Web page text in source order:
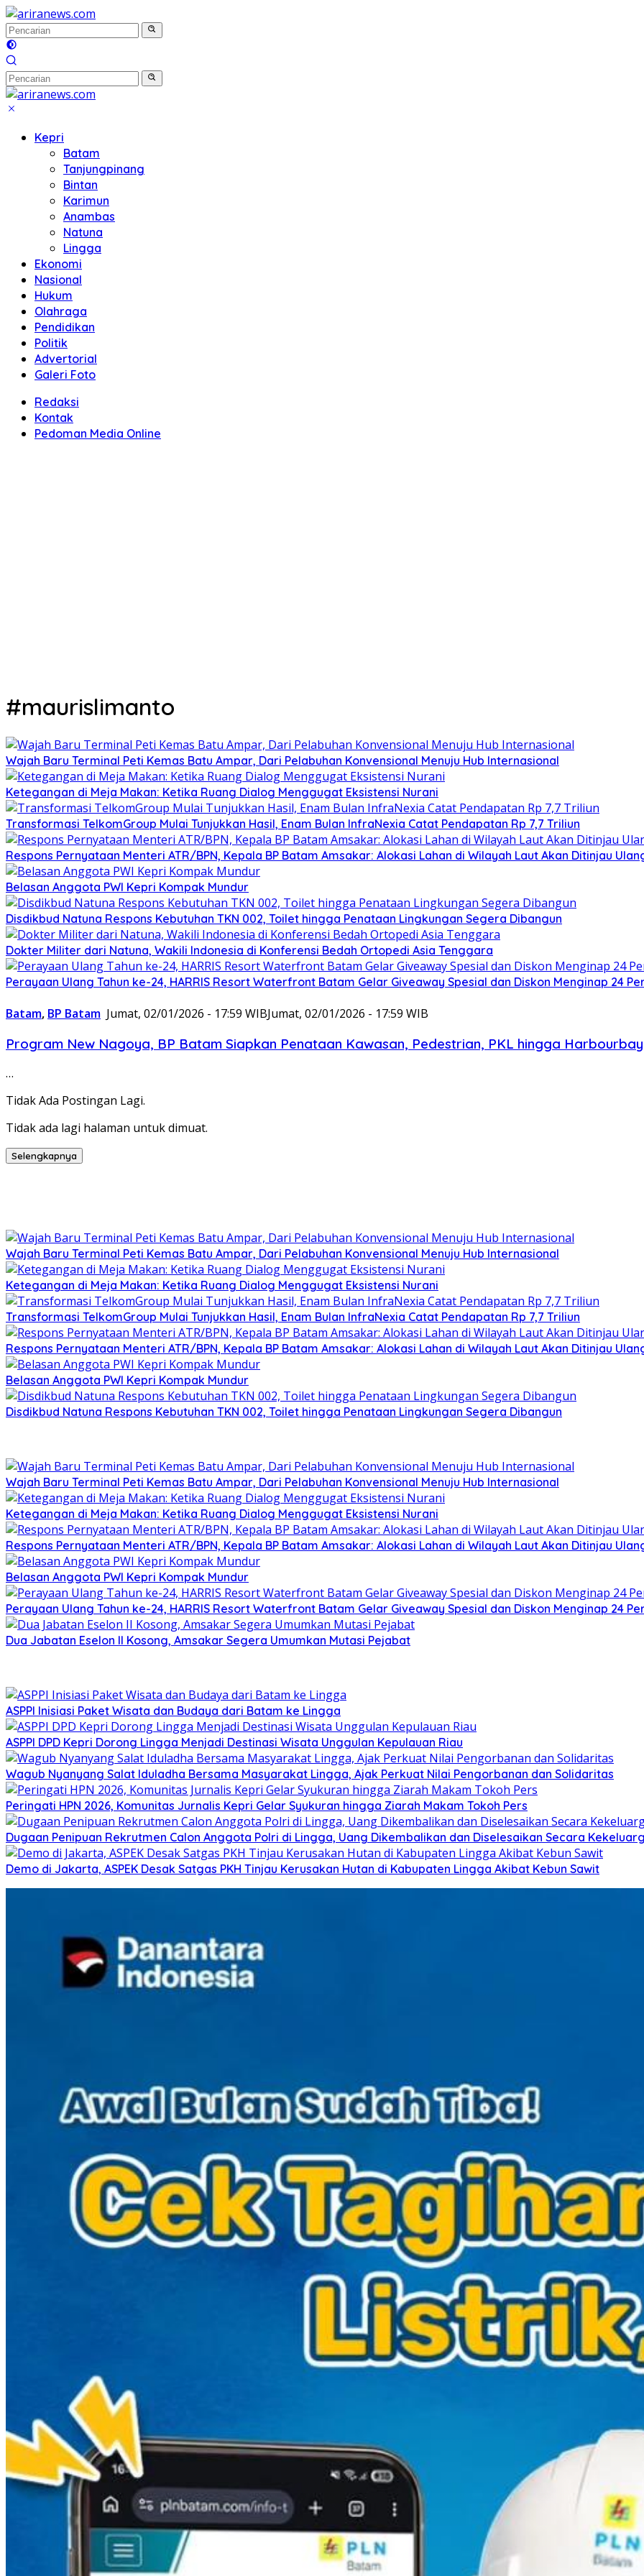
Langsung
ke
konten
Kepri
Batam
Tanjungpinang
Bintan
Karimun
Anambas
Natuna
Lingga
Ekonomi
Nasional
Hukum
Olahraga
Pendidikan
Politik
Advertorial
Galeri Foto
Redaksi
Kontak
Pedoman Media Online
#maurislimanto
Wajah Baru Terminal Peti Kemas Batu Ampar, Dari Pelabuhan Konvensional Menuju Hub Internasional
Ketegangan di Meja Makan: Ketika Ruang Dialog Menggugat Eksistensi Nurani
Transformasi TelkomGroup Mulai Tunjukkan Hasil, Enam Bulan InfraNexia Catat Pendapatan Rp 7,7 Triliun
Respons Pernyataan Menteri ATR/BPN, Kepala BP Batam Amsakar: Alokasi Lahan di Wilayah Laut Akan Ditinjau
Belasan Anggota PWI Kepri Kompak Mundur
Disdikbud Natuna Respons Kebutuhan TKN 002, Toilet hingga Penataan Lingkungan Segera Dibangun
Dokter Militer dari Natuna, Wakili Indonesia di Konferensi Bedah Ortopedi Asia Tenggara
Perayaan Ulang Tahun ke-24, HARRIS Resort Waterfront Batam Gelar Giveaway Spesial dan Diskon Menginap 24
Batam, BP Batam Jumat, 02/01/2026 - 17:59 WIBJumat, 02/01/2026 - 17:59 WIB
Program New Nagoya, BP Batam Siapkan Penataan Kawasan, Pedestrian, PKL hingga Harbourbay
…
Tidak Ada Postingan Lagi.
Tidak ada lagi halaman untuk dimuat.
Selengkapnya
Wajah Baru Terminal Peti Kemas Batu Ampar, Dari Pelabuhan Konvensional Menuju Hub Internasional
Ketegangan di Meja Makan: Ketika Ruang Dialog Menggugat Eksistensi Nurani
Transformasi TelkomGroup Mulai Tunjukkan Hasil, Enam Bulan InfraNexia Catat Pendapatan Rp 7,7 Triliun
Respons Pernyataan Menteri ATR/BPN, Kepala BP Batam Amsakar: Alokasi Lahan di Wilayah Laut Akan Ditinjau
Belasan Anggota PWI Kepri Kompak Mundur
Disdikbud Natuna Respons Kebutuhan TKN 002, Toilet hingga Penataan Lingkungan Segera Dibangun
Wajah Baru Terminal Peti Kemas Batu Ampar, Dari Pelabuhan Konvensional Menuju Hub Internasional
Ketegangan di Meja Makan: Ketika Ruang Dialog Menggugat Eksistensi Nurani
Respons Pernyataan Menteri ATR/BPN, Kepala BP Batam Amsakar: Alokasi Lahan di Wilayah Laut Akan Ditinjau
Belasan Anggota PWI Kepri Kompak Mundur
Perayaan Ulang Tahun ke-24, HARRIS Resort Waterfront Batam Gelar Giveaway Spesial dan Diskon Menginap 24
Dua Jabatan Eselon II Kosong, Amsakar Segera Umumkan Mutasi Pejabat
ASPPI Inisiasi Paket Wisata dan Budaya dari Batam ke Lingga
ASPPI DPD Kepri Dorong Lingga Menjadi Destinasi Wisata Unggulan Kepulauan Riau
Wagub Nyanyang Salat Iduladha Bersama Masyarakat Lingga, Ajak Perkuat Nilai Pengorbanan dan Solidaritas
Peringati HPN 2026, Komunitas Jurnalis Kepri Gelar Syukuran hingga Ziarah Makam Tokoh Pers
Dugaan Penipuan Rekrutmen Calon Anggota Polri di Lingga, Uang Dikembalikan dan Diselesaikan Secara
Demo di Jakarta, ASPEK Desak Satgas PKH Tinjau Kerusakan Hutan di Kabupaten Lingga Akibat Kebun Sawit